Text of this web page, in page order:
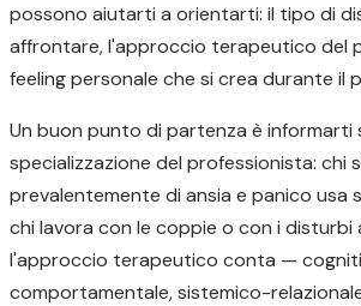
possono aiutarti a orientarti: il tipo di
affrontare, l'approccio terapeutico del
feeling personale che si crea durante il
Un buon punto di partenza è informarti
specializzazione del professionista: chi
prevalentemente di ansia e panico usa
chi lavora con le coppie o con i disturbi
l'approccio terapeutico conta —
comportamentale, sistemico-